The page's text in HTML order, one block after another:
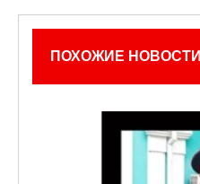
ПОХОЖИЕ НОВОСТИ